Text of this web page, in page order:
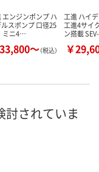
エンジンポンプ ハ
スポンプ 口径25
ミニ4…
～（税込）
工進 ハイ
工進4サイ
ン搭載
￥
討されていま